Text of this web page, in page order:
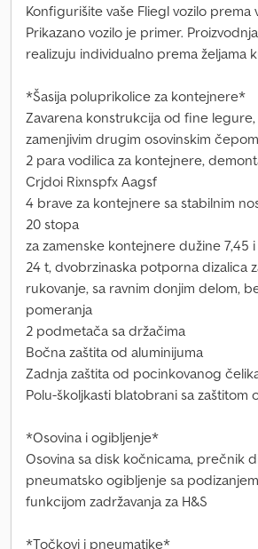
Konfigurišite vaše Fliegl vozilo prema
Prikazano vozilo je primer.
realizuju individualno prema željama
*Šasija poluprikolice za kontejnere*
Zavarena konstrukcija od fine
zamenjivim drugim osovinskim
2 para vodilica za kontejnere,
Crjdoi Rixnspfx Aagsf
4 brave za kontejnere sa stabilnim
20 stopa
za zamenske kontejnere dužine 7,45 i
24 t, dvobrzinaska potporna dizalica
rukovanje, sa ravnim donjim delom,
pomeranja
2 podmetača sa držačima
Bočna zaštita od aluminijuma
Zadnja zaštita od pocinkovanog
Polu-školjkasti blatobrani sa zaštitom
*Osovina i ogibljenje*
Osovina sa disk kočnicama, prečnik
pneumatsko ogibljenje sa
funkcijom zadržavanja za H&S
*Točkovi i pneumatike*